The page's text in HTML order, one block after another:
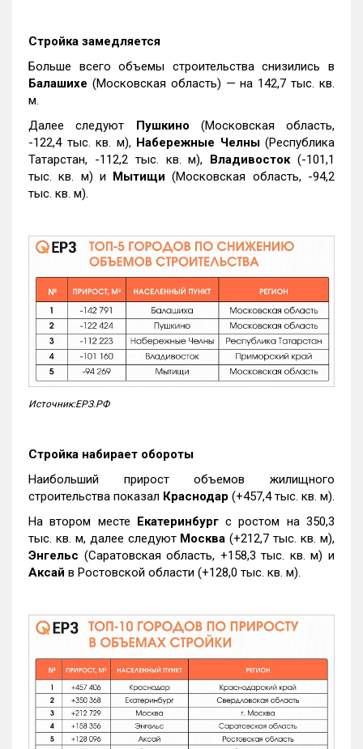
Стройка замедляется
Больше всего объемы строительства снизились в
Балашихе (Московская область) — на 142,7 тыс. кв.
м.
Далее следуют Пушкино (Московская область,
-122,4 тыс. кв. м), Набережные Челны(Республика
Татарстан, -112,2 тыс. кв. м), Владивосток(-101,1
тыс. кв. м) и Мытищи (Московская область, -94,2
тыс. кв. м).
Источник:ЕРЗ.РФ
Стройка набирает обороты
Наибольший прирост объемов жилищного
строительства показал Краснодар (+457,4 тыс. кв. м).
На втором месте
Екатеринбургс ростом на 350,3
тыс. кв. м, далее следуют Москва (+212,7 тыс. кв. м),
Энгельс (Саратовская область, +158,3 тыс. кв. м) и
Аксай в Ростовской области (+128,0 тыс. кв. м).